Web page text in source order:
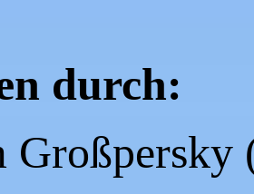
durch:
Großpersky